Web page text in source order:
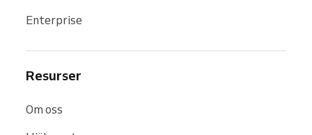
Enterprise
Resurser
Om oss